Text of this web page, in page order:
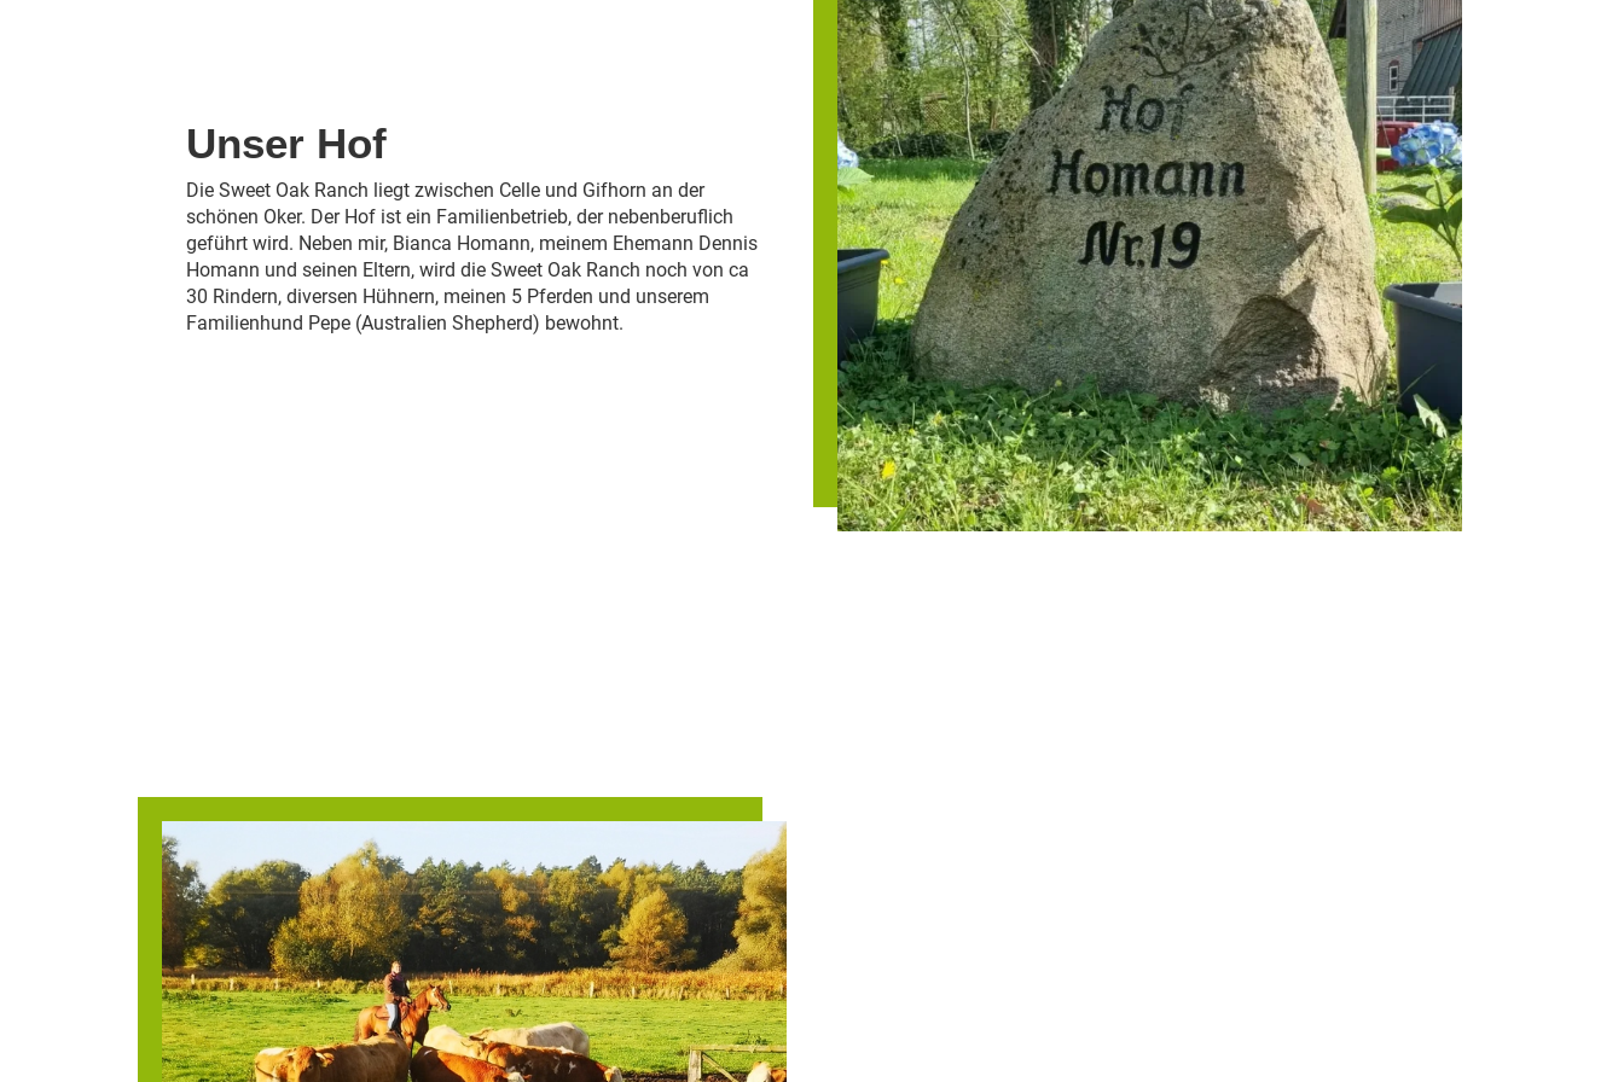
Unser Hof
Die Sweet Oak Ranch liegt zwischen Celle und Gifhorn an der
schönen Oker. Der Hof ist ein Familienbetrieb, der nebenberuflich
geführt wird. Neben mir, Bianca Homann, meinem Ehemann Dennis
Homann und seinen Eltern, wird die Sweet Oak Ranch noch von ca
30 Rindern, diversen Hühnern, meinen 5 Pferden und unserem
Familienhund Pepe (Australien Shepherd) bewohnt.